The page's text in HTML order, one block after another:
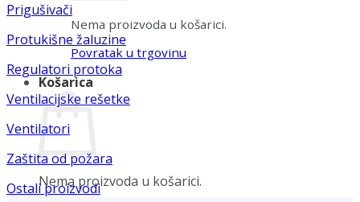
Nema proizvoda u košarici.
Povratak u trgovinu
Košarica
Nema proizvoda u košarici.
Prigušivači
Protukišne žaluzine
Regulatori protoka
Ventilacijske rešetke
Ventilatori
Zaštita od požara
Ostali proizvodi